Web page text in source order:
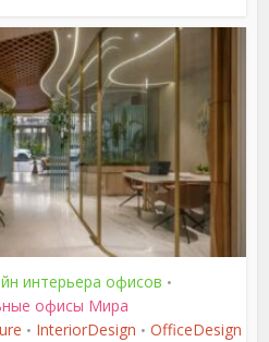
интерьера офисов •
офисы Мира
• InteriorDesign • OfficeDesign